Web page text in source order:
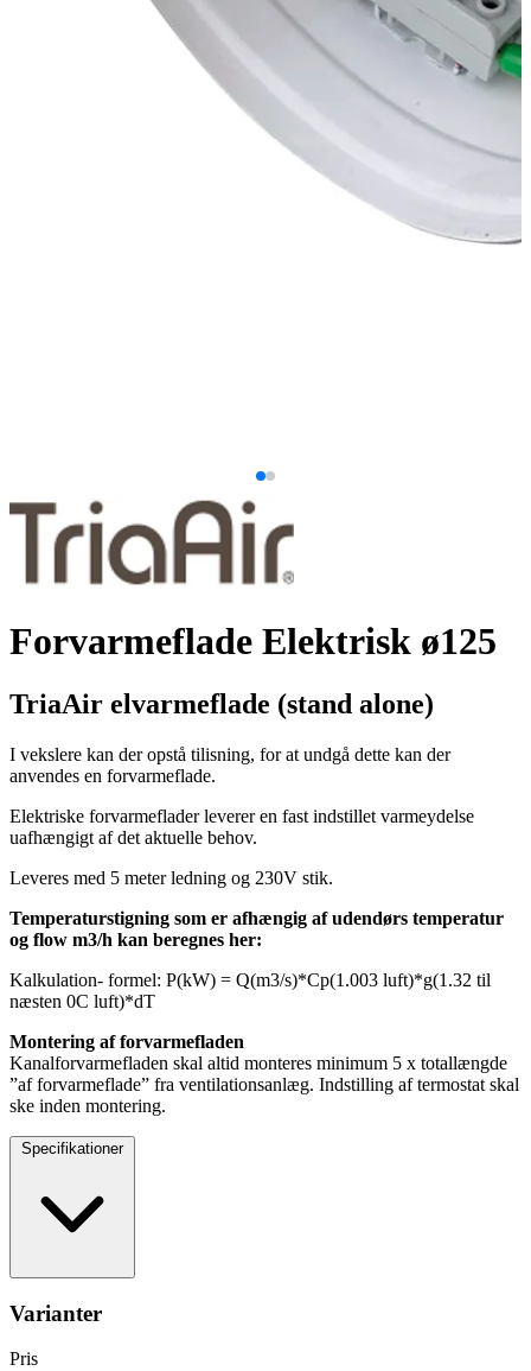
Forvarmeflade Elektrisk ø125
TriaAir elvarmeflade (stand alone)
I vekslere kan der opstå tilisning, for at undgå dette kan der
anvendes en forvarmeflade.
Elektriske forvarmeflader leverer en fast indstillet varmeydelse
uafhængigt af det aktuelle behov.
Leveres med 5 meter ledning og 230V stik.
Temperaturstigning som er afhængig af udendørs temperatur
og flow m3/h kan beregnes her:
Kalkulation- formel: P(kW) = Q(m3/s)*Cp(1.003 luft)*g(1.32 til
næsten 0C luft)*dT
Montering af forvarmefladen
Kanalforvarmefladen skal altid monteres minimum 5 x totallængde
”af forvarmeflade” fra ventilationsanlæg. Indstilling af termostat skal
ske inden montering.
Specifikationer
Varianter
Pris